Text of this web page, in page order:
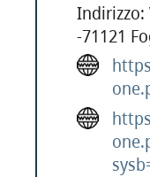
Indirizzo:
-71121